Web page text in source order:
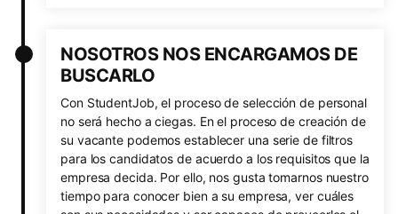
NOSOTROS NOS ENCARGAMOS DE
BUSCARLO
Con StudentJob, el proceso de selección de personal
no será hecho a ciegas. En el proceso de creación de
su vacante podemos establecer una serie de filtros
para los candidatos de acuerdo a los requisitos que la
empresa decida. Por ello, nos gusta tomarnos nuestro
tiempo para conocer bien a su empresa, ver cuáles